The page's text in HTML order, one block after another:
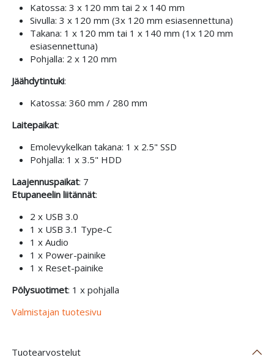
Katossa: 3 x 120 mm tai 2 x 140 mm
Sivulla: 3 x 120 mm (3x 120 mm esiasennettuna)
Takana: 1 x 120 mm tai 1 x 140 mm (1x 120 mm
esiasennettuna)
Pohjalla: 2 x 120 mm
Jäähdytintuki:
Katossa: 360 mm / 280 mm
Laitepaikat:
Emolevykelkan takana: 1 x 2.5" SSD
Pohjalla: 1 x 3.5" HDD
Laajennuspaikat: 7
Etupaneelin liitännät:
2 x USB 3.0
1 x USB 3.1 Type-C
1 x Audio
1 x Power-painike
1 x Reset-painike
Pölysuotimet: 1 x pohjalla
Valmistajan tuotesivu
Tuotearvostelut